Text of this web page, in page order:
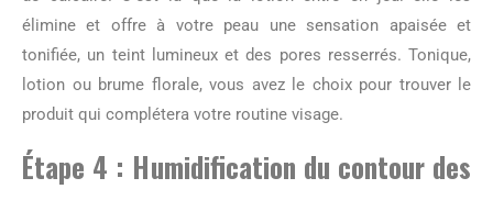
élimine et offre à votre peau une sensation apaisée et
tonifiée, un teint lumineux et des pores resserrés. Tonique,
lotion ou brume florale, vous avez le choix pour trouver le
produit qui complétera votre routine visage.
Étape 4 : Humidification du contour des